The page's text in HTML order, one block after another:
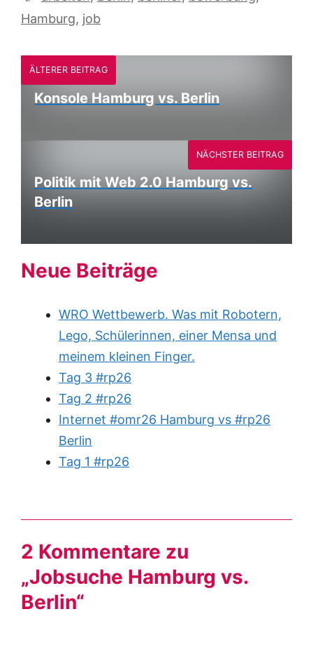
Hamburg, job
ÄLTERER BEITRAG
Konsole Hamburg vs. Berlin
Politik mit Web 2.0 Hamburg vs.
Berlin
NÄCHSTER BEITRAG
Neue Beiträge
WRO Wettbewerb. Was mit Robotern,
Lego, Schülerinnen, einer Mensa und
meinem kleinen Finger.
Tag 3 #rp26
Tag 2 #rp26
Internet #omr26 Hamburg vs #rp26
Berlin
Tag 1 #rp26
2 Kommentare zu
„Jobsuche Hamburg vs.
Berlin“